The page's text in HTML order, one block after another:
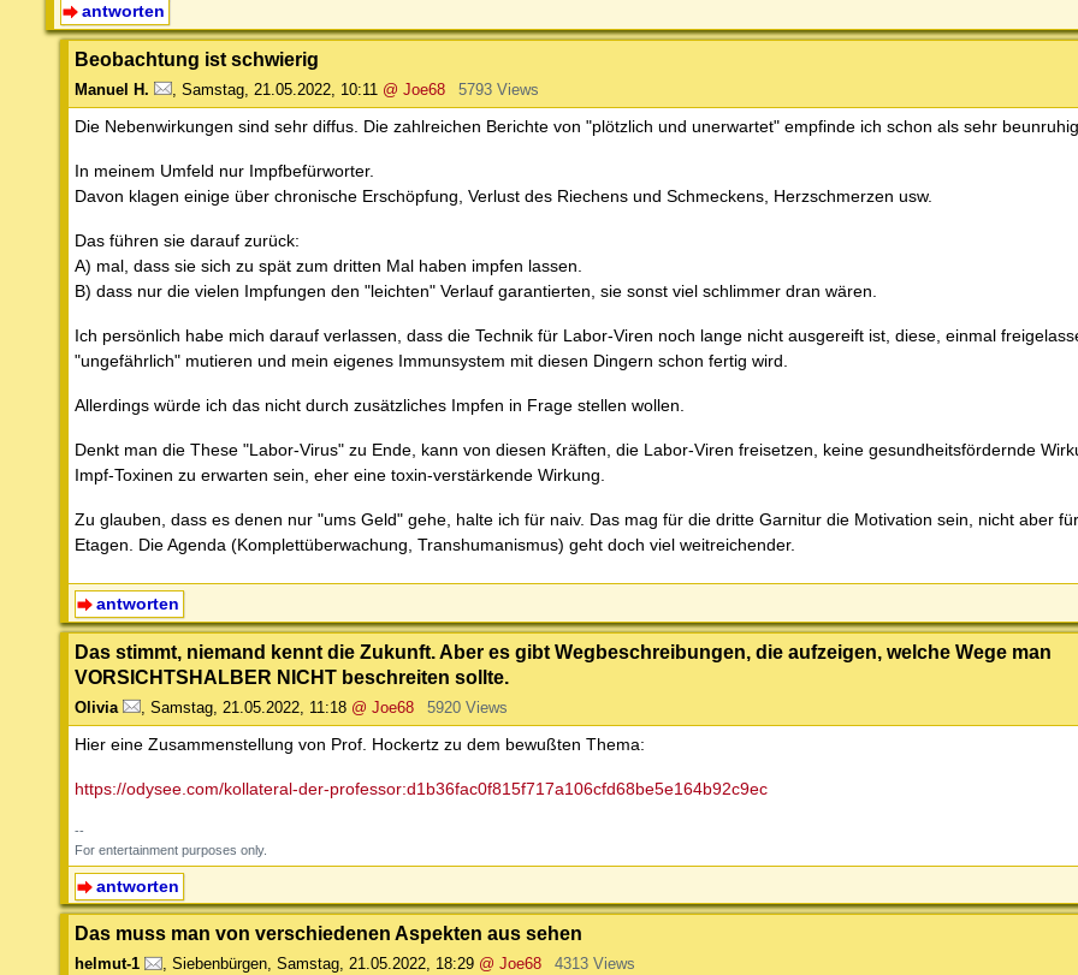
antworten
Beobachtung ist schwierig
Manuel H. Samstag, 21.05.2022, 10:11 @ Joe68 5793 Views
Die Nebenwirkungen sind sehr diffus. Die zahlreichen Berichte von "plötzlich und unerwartet" empfinde ich schon als sehr
In meinem Umfeld nur Impfbefürworter.
Davon klagen einige über chronische Erschöpfung, Verlust des Riechens und Schmeckens, Herzschmerzen usw.
Das führen sie darauf zurück:
A) mal, dass sie sich zu spät zum dritten Mal haben impfen lassen.
B) dass nur die vielen Impfungen den "leichten" Verlauf garantierten, sie sonst viel schlimmer dran wären.
Ich persönlich habe mich darauf verlassen, dass die Technik für Labor-Viren noch lange nicht ausgereift ist, diese, einmal
"ungefährlich" mutieren und mein eigenes Immunsystem mit diesen Dingern schon fertig wird.
Allerdings würde ich das nicht durch zusätzliches Impfen in Frage stellen wollen.
Denkt man die These "Labor-Virus" zu Ende, kann von diesen Kräften, die Labor-Viren freisetzen, keine gesundheitsfördernde
Impf-Toxinen zu erwarten sein, eher eine toxin-verstärkende Wirkung.
Zu glauben, dass es denen nur "ums Geld" gehe, halte ich für naiv. Das mag für die dritte Garnitur die Motivation sein, nicht aber
Etagen. Die Agenda (Komplettüberwachung, Transhumanismus) geht doch viel weitreichender.
antworten
Das stimmt, niemand kennt die Zukunft. Aber es gibt Wegbeschreibungen, die aufzeigen, welche Wege man
VORSICHTSHALBER NICHT beschreiten sollte.
Olivia Samstag, 21.05.2022, 11:18 @ Joe68 5920 Views
Hier eine Zusammenstellung von Prof. Hockertz zu dem bewußten Thema:
https://odysee.com/kollateral-der-professor:d1b36fac0f815f717a106cfd68be5e164b92c9ec
--
For entertainment purposes only.
antworten
Das muss man von verschiedenen Aspekten aus sehen
helmut-1 , Siebenbürgen, Samstag, 21.05.2022, 18:29 @ Joe68 4313 Views